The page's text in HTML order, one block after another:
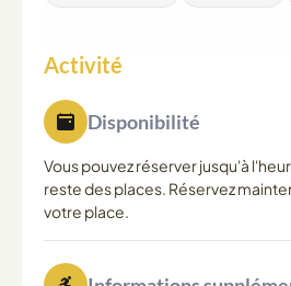
Activité
Disponibilité
Vous pouvez réserver jusqu'à
reste des places. Réservez
votre place.